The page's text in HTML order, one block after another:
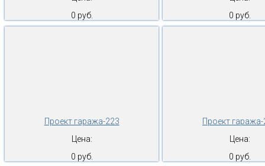
0 руб.
0 руб.
Проект гаража-223
Цена:
0 руб.
Проект
Цена:
0 руб.